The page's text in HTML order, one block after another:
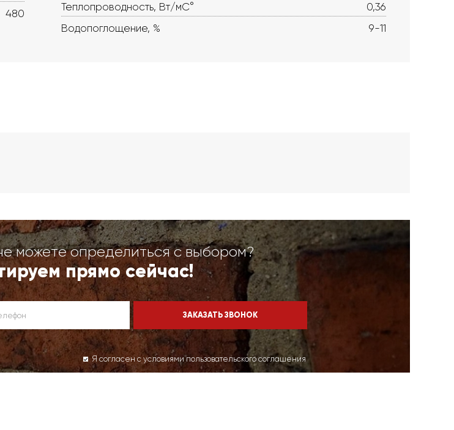
480
Теплопроводность, Вт/мС°
0,36
Водопоглощение, %
9-11
можете определиться с выбором?
прямо сейчас!
Я согласен с условиями пользовательского соглашения